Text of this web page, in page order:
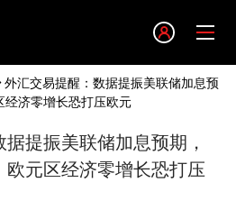
外汇交易提醒：数据提振美联储加息预
济零增长恐打压欧元
提振美联储加息预期，
元区经济零增长恐打压